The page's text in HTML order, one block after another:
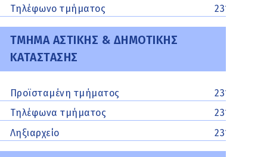
Τηλέφωνο τμήματος
2313329542
ΤΜΗΜΑ ΑΣΤΙΚΗΣ & ΔΗΜΟΤΙΚΗΣ
ΚΑΤΑΣΤΑΣΗΣ
Προϊσταμένη τμήματος
2313313137
Τηλέφωνα τμήματος
Ληξιαρχείο
2313313137